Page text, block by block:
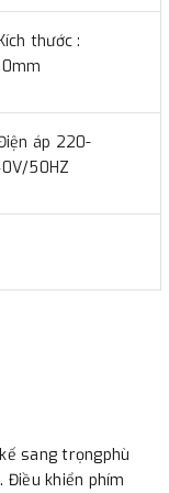
thước :
áp 220-
50HZ
sang trọngphù
Điều khiển phím